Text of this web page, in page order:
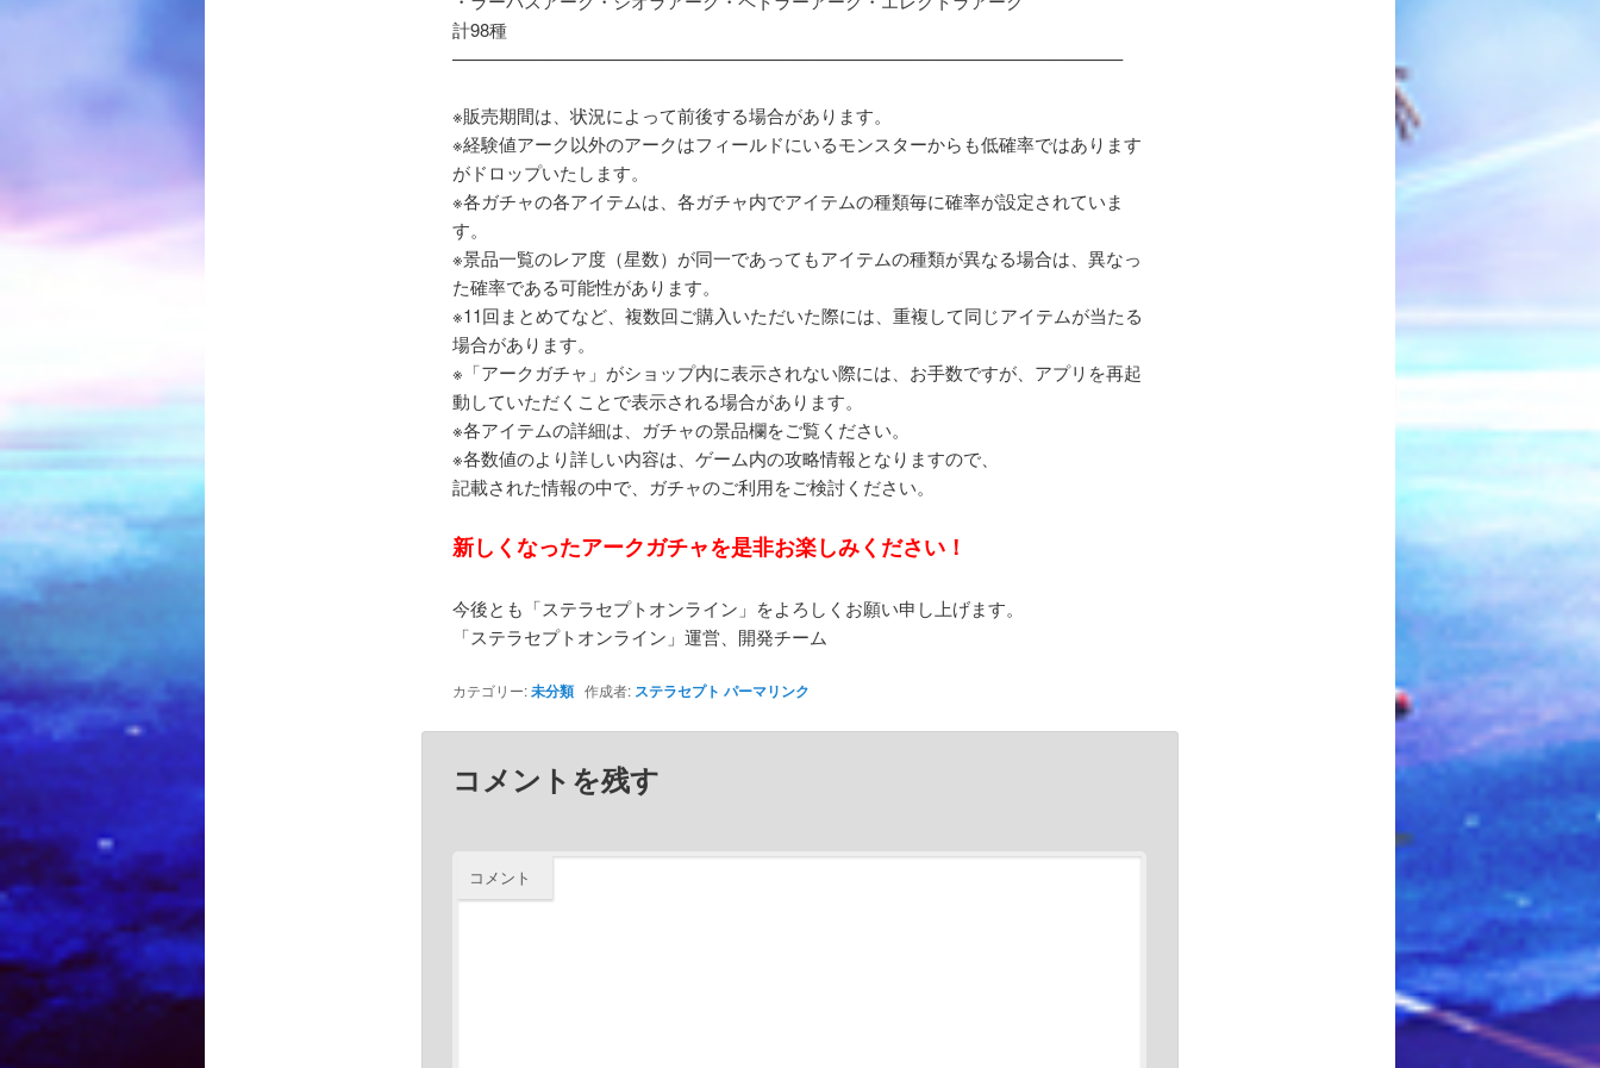
計98種
—————————————————————————————————————–
※販売期間は、状況によって前後する場合があります。
※経験値アーク以外のアークはフィールドにいるモンスターからも低確率ではあります
がドロップいたします。
※各ガチャの各アイテムは、各ガチャ内でアイテムの種類毎に確率が設定されていま
す。
※景品一覧のレア度（星数）が同一であってもアイテムの種類が異なる場合は、異なっ
た確率である可能性があります。
※11回まとめてなど、複数回ご購入いただいた際には、重複して同じアイテムが当たる
場合があります。
※「アークガチャ」がショップ内に表示されない際には、お手数ですが、アプリを再起
動していただくことで表示される場合があります。
※各アイテムの詳細は、ガチャの景品欄をご覧ください。
※各数値のより詳しい内容は、ゲーム内の攻略情報となりますので、
記載された情報の中で、ガチャのご利用をご検討ください。
新しくなったアークガチャを是非お楽しみください！
今後とも「ステラセプトオンライン」をよろしくお願い申し上げます。
「ステラセプトオンライン」運営、開発チーム
カテゴリー:未分類作成者: ステラセプト パーマリンク
コメントを残す
コメント